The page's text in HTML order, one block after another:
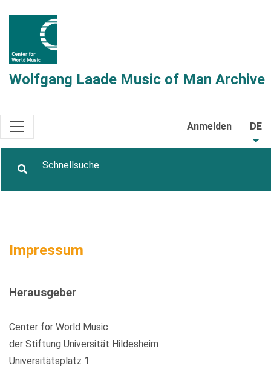
Wolfgang Laade Music of Man Archive
Anmelden DE
Impressum
Herausgeber
Center for World Music
der Stiftung Universität Hildesheim
Universitätsplatz 1